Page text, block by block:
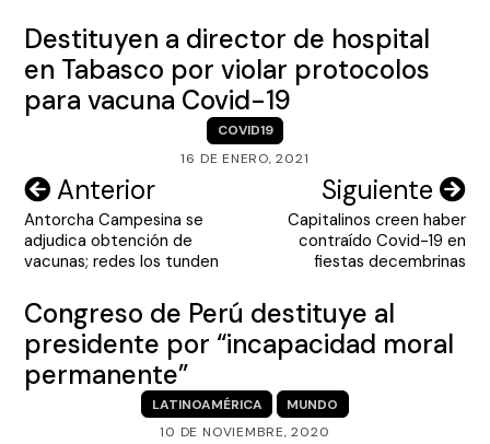
Destituyen a director de hospital
en Tabasco por violar protocolos
para vacuna Covid-19
COVID19
16 DE ENERO, 2021
Navegación
de
entradas
Anterior
Antorcha Campesina se
adjudica obtención de
vacunas; redes los tunden
Siguiente
Capitalinos creen haber
contraído Covid-19 en
fiestas decembrinas
Congreso de Perú destituye al
presidente por “incapacidad moral
permanente”
LATINOAMÉRICA
MUNDO
10 DE NOVIEMBRE, 2020